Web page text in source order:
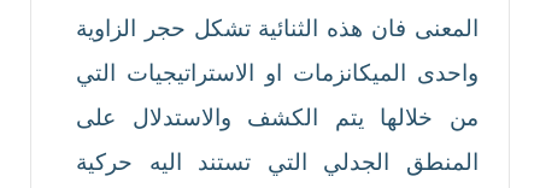
المعنى فان هذه الثنائية تشكل حجر الزاوية
واحدى الميكانزمات او الاستراتيجيات التي
من خلالها يتم الكشف والاستدلال على
المنطق الجدلي التي تستند اليه حركية